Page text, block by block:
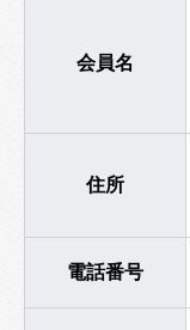
会員名
住所
電話番号